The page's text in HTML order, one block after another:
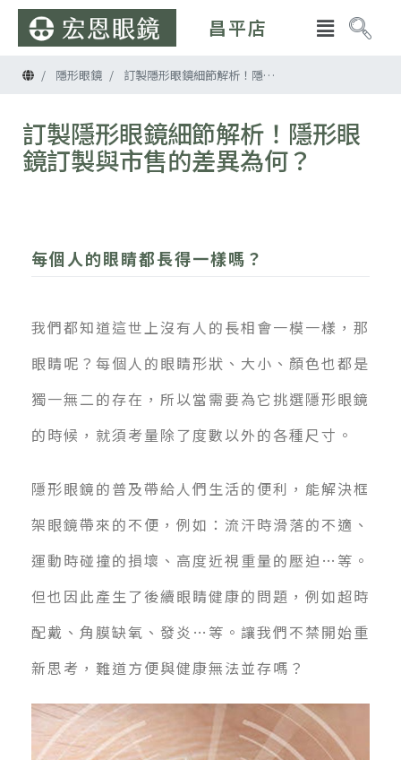
昌平店
首頁 隱形眼鏡 訂製隱形眼鏡細節解析！隱形眼鏡訂製與市售的差異為何？
訂製隱形眼鏡細節解析！隱形眼
鏡訂製與市售的差異為何？
每個人的眼睛都長得一樣嗎？
我們都知道這世上沒有人的長相會一模一樣，那
眼睛呢？每個人的眼睛形狀、大小、顏色也都是
獨一無二的存在，所以當需要為它挑選隱形眼鏡
的時候，就須考量除了度數以外的各種尺寸。
隱形眼鏡的普及帶給人們生活的便利，能解決框
架眼鏡帶來的不便，例如：流汗時滑落的不適、
運動時碰撞的損壞、高度近視重量的壓迫…等。
但也因此產生了後續眼睛健康的問題，例如超時
配戴、角膜缺氧、發炎…等。讓我們不禁開始重
新思考，難道方便與健康無法並存嗎？